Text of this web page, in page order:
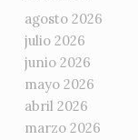
agosto 2026
julio 2026
junio 2026
mayo 2026
abril 2026
marzo 2026